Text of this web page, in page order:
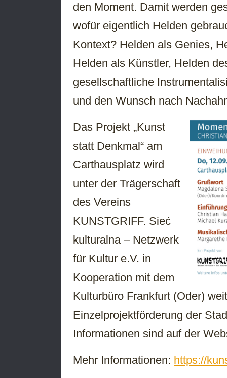
den Moment. Damit werden
wofür eigentlich Helden
Kontext? Helden als Genies,
Helden als Künstler, Helden
gesellschaftliche
und den Wunsch nach
Das Projekt „Kunst
statt Denkmal“ am
Carthausplatz wird
unter der Trägerschaft
des Vereins
KUNSTGRIFF. Sieć
kulturalna – Netzwerk
für Kultur e.V. in
Kooperation mit dem
Kulturbüro Frankfurt (Oder)
Einzelprojektförderung der
Informationen sind auf der
Mehr Informationen: https://